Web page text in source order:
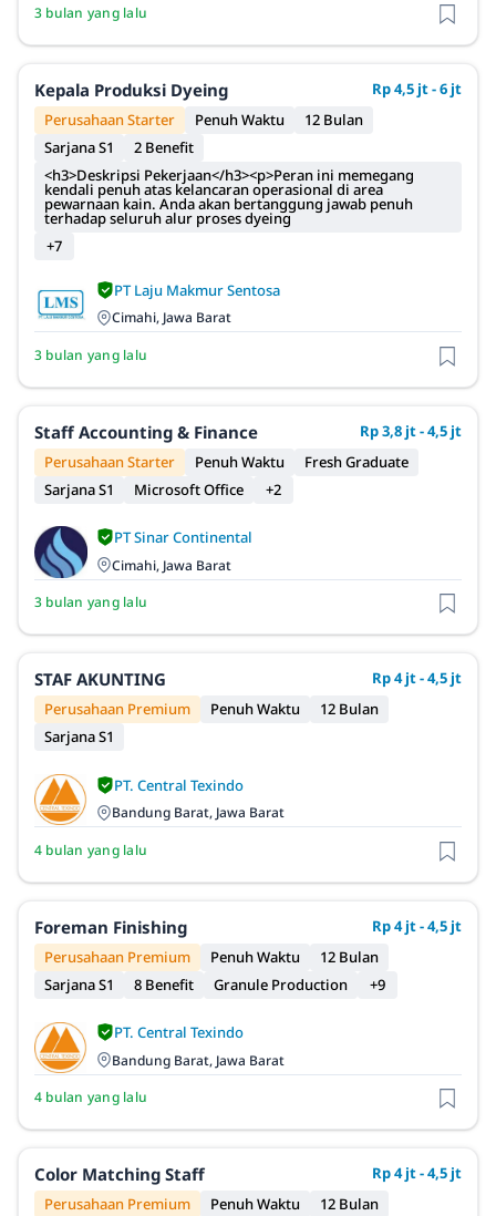
3 bulan yang lalu
Kepala Produksi Dyeing
Rp 4,5 jt - 6 jt
Perusahaan Starter
Penuh Waktu
12 Bulan
Sarjana S1
2 Benefit
<h3>Deskripsi Pekerjaan</h3><p>Peran ini memegang
kendali penuh atas kelancaran operasional di area
pewarnaan kain. Anda akan bertanggung jawab penuh
terhadap seluruh alur proses dyeing
+7
PT Laju Makmur Sentosa
Cimahi, Jawa Barat
3 bulan yang lalu
Staff Accounting & Finance
Rp 3,8 jt - 4,5 jt
Perusahaan Starter
Penuh Waktu
Fresh Graduate
Sarjana S1
Microsoft Office +2
PT Sinar Continental
Cimahi, Jawa Barat
3 bulan yang lalu
STAF AKUNTING
Rp 4 jt - 4,5 jt
Perusahaan Premium
Penuh Waktu
12 Bulan
Sarjana S1
PT. Central Texindo
Bandung Barat, Jawa Barat
4 bulan yang lalu
Foreman Finishing
Rp 4 jt - 4,5 jt
Perusahaan Premium
Penuh Waktu
12 Bulan
Sarjana S1
8 Benefit Granule Production +9
PT. Central Texindo
Bandung Barat, Jawa Barat
4 bulan yang lalu
Color Matching Staff
Rp 4 jt - 4,5 jt
Perusahaan Premium
Penuh Waktu
12 Bulan